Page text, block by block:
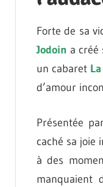
Forte de sa
Jodoin a créé
un cabaretLa
d’amour
Présentée
caché sa joie
à des
manquaient